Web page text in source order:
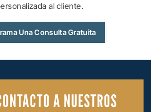
al cliente.
Una Consulta Gratuita
A NUESTROS